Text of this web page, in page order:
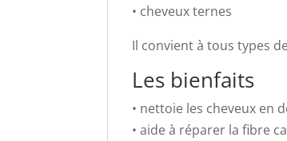
• cheveux ternes
Il convient à tous types
Les bienfaits
• nettoie les cheveux en
• aide à réparer la fibre